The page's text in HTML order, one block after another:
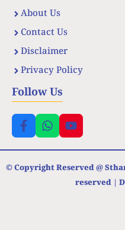
About Us
Contact Us
Disclaimer
Privacy Policy
Follow Us
© Copyright Reserved @
reserved |